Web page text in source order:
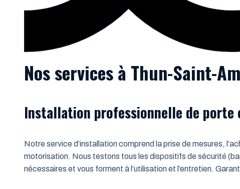
Nos services à Thun-Saint-
Installation professionnelle de porte
Notre service d’installation comprend la prise de mesures,
motorisation. Nous testons tous les dispositifs de sécurité
nécessaires et vous forment à l’utilisation et l’entretien.